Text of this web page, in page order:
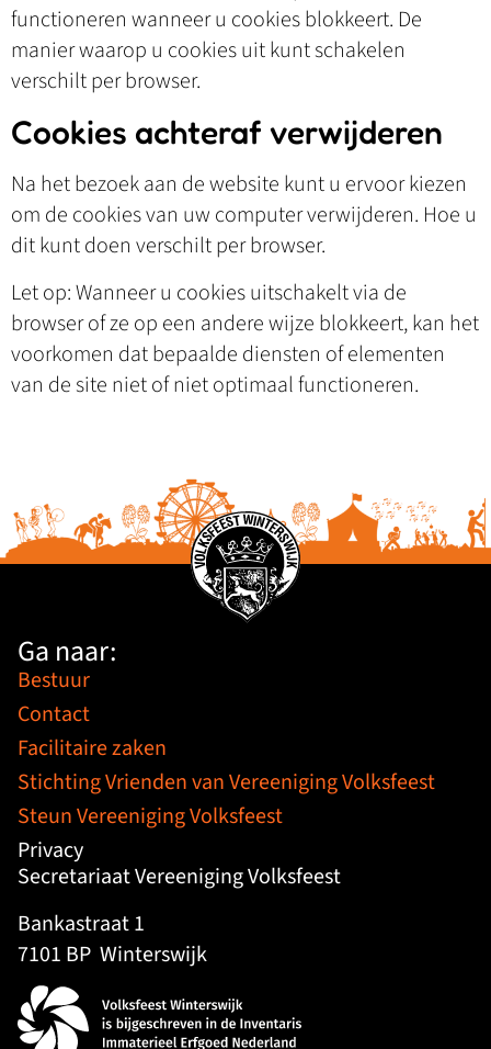
functioneren wanneer u cookies blokkeert. De
manier waarop u cookies uit kunt schakelen
verschilt per browser.
Cookies achteraf verwijderen
Na het bezoek aan de website kunt u ervoor kiezen
om de cookies van uw computer verwijderen. Hoe u
dit kunt doen verschilt per browser.
Let op: Wanneer u cookies uitschakelt via de
browser of ze op een andere wijze blokkeert, kan het
voorkomen dat bepaalde diensten of elementen
van de site niet of niet optimaal functioneren.
Ga naar:
Bestuur
Contact
Facilitaire zaken
Stichting Vrienden van Vereeniging Volksfeest
Steun Vereeniging Volksfeest
Privacy
Secretariaat Vereeniging Volksfeest
Bankastraat 1
7101 BP Winterswijk